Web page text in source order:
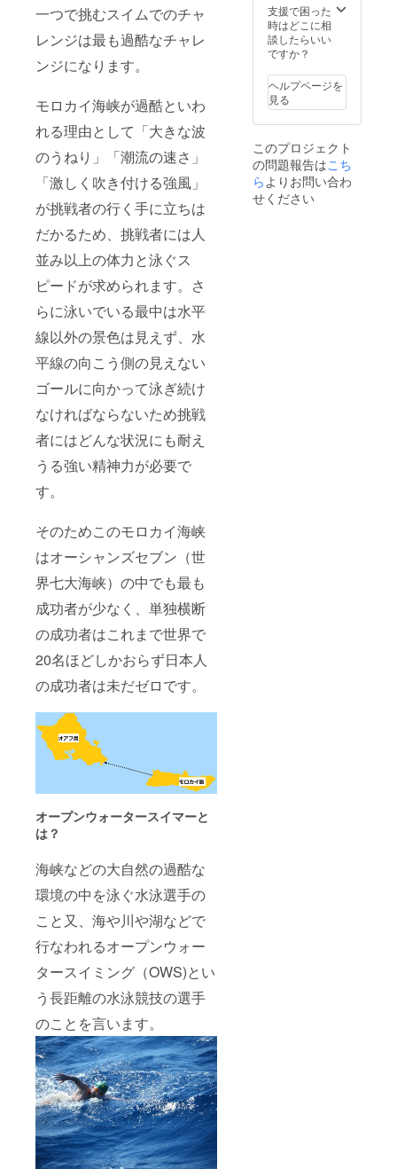
一つで挑むスイムでのチャ
レンジは最も過酷なチャレ
ンジになります。
モロカイ海峡が過酷といわ
れる理由として「大きな波
のうねり」「潮流の速さ」
「激しく吹き付ける強風」
が挑戦者の行く手に立ちは
だかるため、挑戦者には人
並み以上の体力と泳ぐス
ピードが求められます。さ
らに泳いでいる最中は水平
線以外の景色は見えず、水
平線の向こう側の見えない
ゴールに向かって泳ぎ続け
なければならないため挑戦
者にはどんな状況にも耐え
うる強い精神力が必要で
す。
そのためこのモロカイ海峡
はオーシャンズセブン（世
界七大海峡）の中でも最も
成功者が少なく、単独横断
の成功者はこれまで世界で
20名ほどしかおらず日本人
の成功者は未だゼロです。
オープンウォータースイマーと
は ？
海峡などの大自然の過酷な
環境の中を泳ぐ水泳選手の
こと又、海や川や湖などで
行なわれるオープンウォー
タースイミング（OWS)とい
う長距離の水泳競技の選手
のことを言います。
支援で困った
時はどこに相
談したらいい
ですか？
ヘルプページを
見る
このプロジェクト
の問題報告はこち
らよりお問い合わ
せください